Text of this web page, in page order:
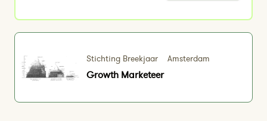
Stichting Breekjaar Amsterdam
Growth Marketeer